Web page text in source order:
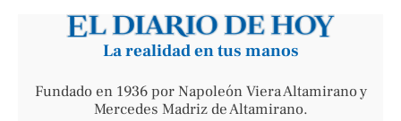
La realidad en tus manos
Fundado en 1936 por Napoleón Viera Altamirano y
Mercedes Madriz de Altamirano.